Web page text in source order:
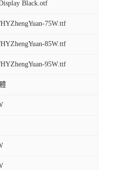
Black.otf
75W.ttf
85W.ttf
95W.ttf